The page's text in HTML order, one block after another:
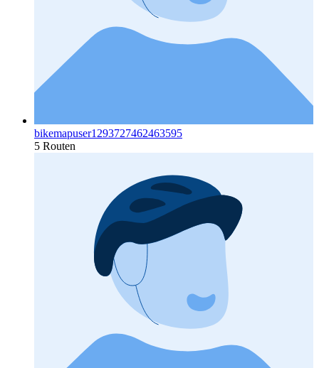
bikemapuser1293727462463595
5 Routen